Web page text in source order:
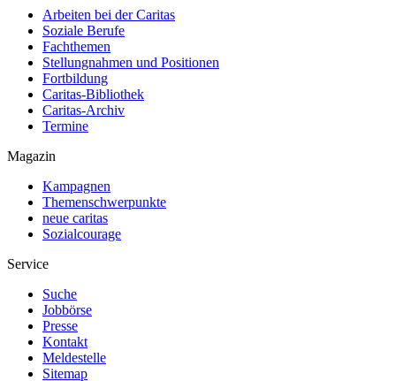
Arbeiten bei der Caritas
Soziale Berufe
Fachthemen
Stellungnahmen und Positionen
Fortbildung
Caritas-Bibliothek
Caritas-Archiv
Termine
Magazin
Kampagnen
Themenschwerpunkte
neue caritas
Sozialcourage
Service
Suche
Jobbörse
Presse
Kontakt
Meldestelle
Sitemap